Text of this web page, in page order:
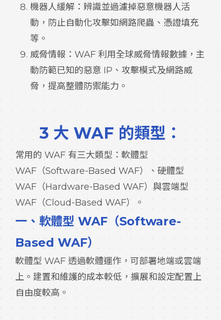
機器人緩解：辨識並過濾掉惡意機器人活
動，防止自動化攻擊如網路爬蟲、憑證填充
等。
威脅情報：WAF 利用全球威脅情報數據，主
動防範已知的惡意 IP、攻擊模式及網路威
脅，提高整體防禦能力。
3 大 WAF 的類型：
常用的 WAF 有三大類型：軟體型
WAF（Software-Based WAF）、硬體型
WAF（Hardware-Based WAF）與雲端型
WAF（Cloud-Based WAF）。
一、軟體型 WAF（Software-
Based WAF）
軟體型 WAF 透過軟體運作，可部署地端或雲端
上。建置和維護的成本較低，擴展和設定配置上
自由度較高。